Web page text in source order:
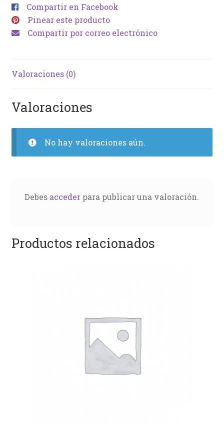
Compartir en Facebook
Pinear este producto
Compartir por correo electrónico
Valoraciones (0)
Valoraciones
No hay valoraciones aún.
Debes accederpara publicar una valoración.
Productos relacionados